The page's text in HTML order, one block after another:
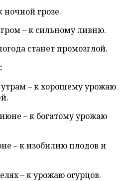
грозе.
– к сильному ливню.
станет промозглой.
– к хорошему урожаю
– к богатому урожаю
– к изобилию плодов и
– к урожаю огурцов.